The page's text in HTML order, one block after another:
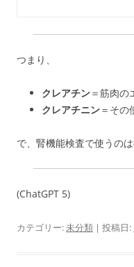
つまり、
クレアチン＝筋肉の
クレアチニン＝その
で、腎機能検査で使うの
(ChatGPT 5)
カテゴリー:未分類 | 投稿日: